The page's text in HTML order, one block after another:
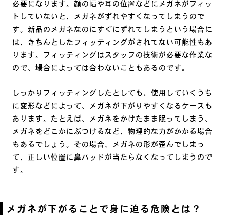
必要になります。顔の幅や耳の位置などにメガネがフィッ
トしていないと、メガネがずれやすくなってしまうので
す。新品のメガネなのにすぐにずれてしまうという場合に
は、きちんとしたフィッティングがされてない可能性もあ
ります。フィッティングはスタッフの技術が必要な作業な
ので、場合によっては合わないこともあるのです。
しっかりフィッティングしたとしても、使用していくうち
に変形などによって、メガネが下がりやすくなるケースも
あります。たとえば、メガネをかけたまま眠ってしまう、
メガネをどこかにぶつけるなど、物理的な力がかかる場合
もあるでしょう。その場合、メガネの形が歪んでしまっ
て、正しい位置に鼻パッドが当たらなくなってしまうので
す。
メガネが下がることで身に迫る危険とは？